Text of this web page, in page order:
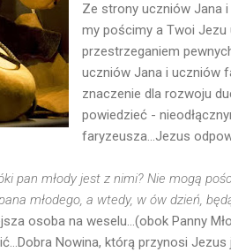
Ze strony uczniów Jana
my pościmy a Twoi Jezu
przestrzeganiem
uczniów Jana i uczniów
znaczenie dla rozwoju
powiedzieć -
faryzeusza...Jezus
pan młody jest z nimi? Nie mogą
młodego, a wtedy, w ów dzień,
osoba na weselu...(obok Panny
Nowina, którą przynosi Jezus